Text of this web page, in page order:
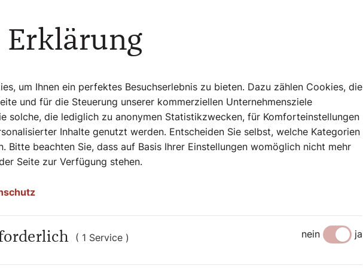
25 Jahren kooperieren die Mönche
„Wir verarbeiten Wildfleisch aus
ist einer unserer Lieferanten.“
Bestätigung des Jägers, dass
darüber hinaus auch ein Tierarzt das
wenn es wegen der aufwändigeren
„Wild ist gesund, mager und ohne
nicht viel schwieriger
vom Tier – Wildschwein, Reh oder
Tieres wählt man die passende
werden, wird man eher jüngere
kann man auch zu älteren greifen.“ Den
Werbung
Erklärung
um Ihnen ein perfektes Besuchserlebnis zu bieten. Dazu zählen Cookies, die
und für die Steuerung unserer kommerziellen Unternehmensziele
solche, die lediglich zu anonymen Statistikzwecken, für Komforteinstellungen
Inhalte genutzt werden. Entscheiden Sie selbst, welche Kategorien
Bitte beachten Sie, dass auf Basis Ihrer Einstellungen womöglich nicht mehr
Seite zur Verfügung stehen.
( 1 Service ) nein ja